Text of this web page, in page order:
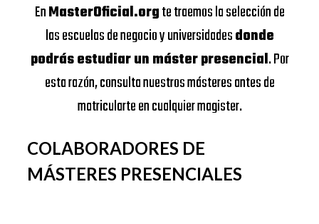
EnMasterOficial.orgte traemos la selección de
las escuelas de negocio y universidadesdonde
podrás estudiar un máster presencial. Por
esta razón, consulta nuestros másteres antes de
matricularte en cualquier magister.
COLABORADORES DE
MÁSTERES PRESENCIALES